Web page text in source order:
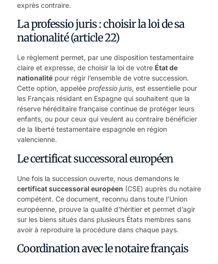
exprès contraire.
La professio juris : choisir la loi de sa
nationalité (article 22)
Le règlement permet, par une disposition testamentaire
claire et expresse, de choisir la loi de votre État de
nationalité pour régir l’ensemble de votre succession.
Cette option, appelée professio juris, est essentielle pour
les Français résidant en Espagne qui souhaitent que la
réserve héréditaire française continue de protéger leurs
enfants, ou pour ceux qui veulent au contraire bénéficier
de la liberté testamentaire espagnole en région
valencienne.
Le certificat successoral européen
Une fois la succession ouverte, nous demandons le
certificat successoral européen (CSE) auprès du notaire
compétent. Ce document, reconnu dans toute l’Union
européenne, prouve la qualité d’héritier et permet d’agir
sur les biens situés dans plusieurs États membres sans
avoir à reproduire la procédure dans chaque pays.
Coordination avec le notaire français